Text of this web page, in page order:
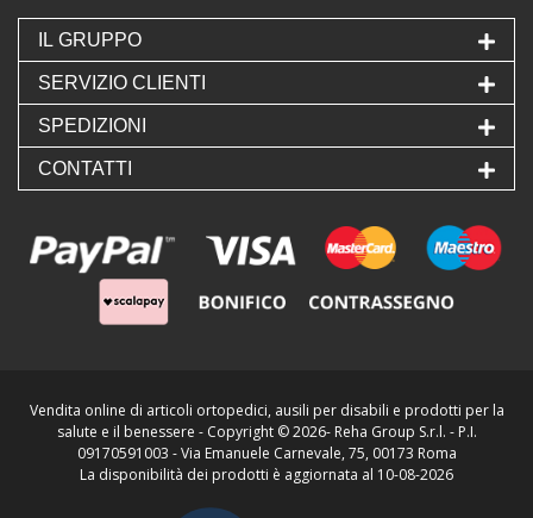
IL GRUPPO
SERVIZIO CLIENTI
SPEDIZIONI
CONTATTI
Vendita online di articoli ortopedici, ausili per disabili e prodotti per la
salute e il benessere - Copyright ©2026- Reha Group S.r.l. - P.I.
09170591003 - Via Emanuele Carnevale, 75, 00173 Roma
La disponibilità dei prodotti è aggiornata al 10-08-2026